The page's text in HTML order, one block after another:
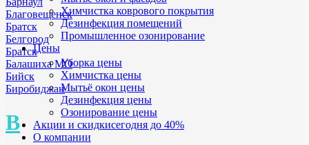
Благовещенск
Братск
Белгород
Братск
Балашиха МО
Бийск
Биробиджан
В
Химчистка коврового покрытия
Дезинфекция помещений
Промышленное озонирование
Цены
Уборка цены
Химчистка цены
Мытьё окон цены
Дезинфекция цены
Озонирование цены
Акции и скидкисегодня до 40%
О компании